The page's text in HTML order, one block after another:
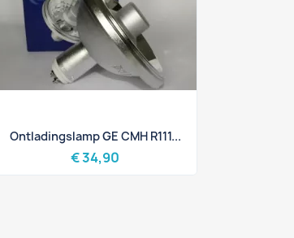
Snel bekijken
Ontladingslamp GE CMH R111...
€ 34,90